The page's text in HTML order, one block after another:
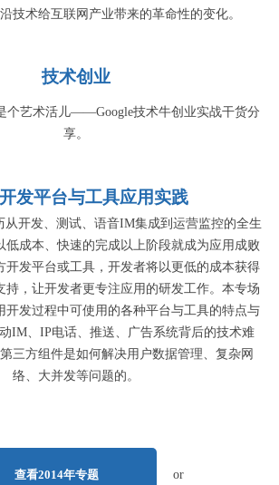
技术给互联网产业带来的革命性的变化。
技术创业
个艺术活儿——Google技术牛创业实战干货分
享。
发平台与工具应用实践
从开发、测试、语音IM集成到运营监控的全生
低成本、快速的完成以上阶段就成为应用成败
开发平台或工具，开发者将以更低的成本获得
持，让开发者更专注应用的研发工作。本专场
开发过程中可使用的各种平台与工具的特点与
IM、IP电话、推送、广告系统背后的技术难
三方组件是如何解决用户数据管理、复杂网
络、大并发等问题的。
查看2014年专题 or